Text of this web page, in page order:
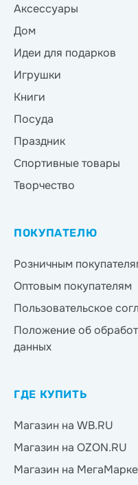
Аксессуары
Дом
Идеи для подарков
Игрушки
Книги
Посуда
Праздник
Спортивные товары
Творчество
ПОКУПАТЕЛЮ
Розничным
Оптовым покупателям
Пользовательское
Положение об
данных
ГДЕ КУПИТЬ
Магазин на WB.RU
Магазин на OZON.RU
Магазин на